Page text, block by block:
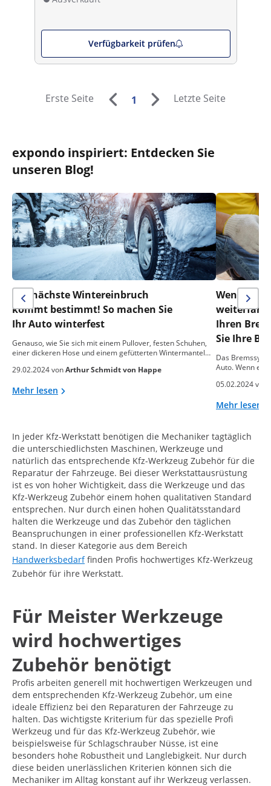
Verfügbarkeit prüfen
Erste Seite 1 Letzte Seite
expondo inspiriert: Entdecken Sie
unseren Blog!
Der nächste Wintereinbruch
kommt bestimmt! So machen Sie
Ihr Auto winterfest
Genauso, wie Sie sich mit einem Pullover, festen Schuhen,
einer dickeren Hose und einem gefütterten Wintermantel…
29.02.2024 vonArthur Schmidt von Happe
Mehr lesen
Wenn alle
Ihren
Sie Ihre
Das
Auto. Wenn es
05.02.2024 von
Mehr lesen
In jeder Kfz-Werkstatt benötigen die Mechaniker tagtäglich
die unterschiedlichsten Maschinen, Werkzeuge und
natürlich das entsprechende Kfz-Werkzeug Zubehör für die
Reparatur der Fahrzeuge. Bei dieser Werkstattausrüstung
ist es von hoher Wichtigkeit, dass die Werkzeuge und das
Kfz-Werkzeug Zubehör einem hohen qualitativen Standard
entsprechen. Nur durch einen hohen Qualitätsstandard
halten die Werkzeuge und das Zubehör den täglichen
Beanspruchungen in einer professionellen Kfz-Werkstatt
stand. In dieser Kategorie aus dem Bereich
Handwerksbedarffinden Profis hochwertiges Kfz-Werkzeug
Zubehör für ihre Werkstatt.
Für Meister Werkzeuge
wird hochwertiges
Zubehör benötigt
Profis arbeiten generell mit hochwertigen Werkzeugen und
dem entsprechenden Kfz-Werkzeug Zubehör, um eine
ideale Effizienz bei den Reparaturen der Fahrzeuge zu
halten. Das wichtigste Kriterium für das spezielle Profi
Werkzeug und für das Kfz-Werkzeug Zubehör, wie
beispielsweise für Schlagschrauber Nüsse, ist eine
besonders hohe Robustheit und Langlebigkeit. Nur durch
diese beiden unerlässlichen Kriterien können sich die
Mechaniker im Alltag konstant auf ihr Werkzeug verlassen.